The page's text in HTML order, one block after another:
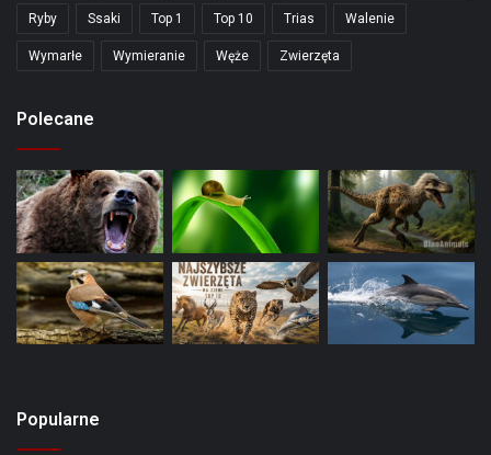
Ryby Ssaki Top 1 Top 10 Trias Walenie
Wymarłe Wymieranie Węże Zwierzęta
Polecane
Popularne